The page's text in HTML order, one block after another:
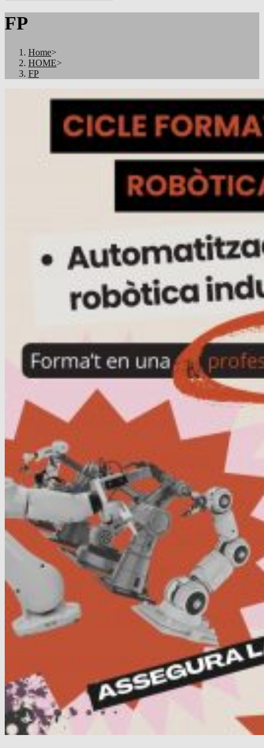
FP
Home>
HOME>
FP